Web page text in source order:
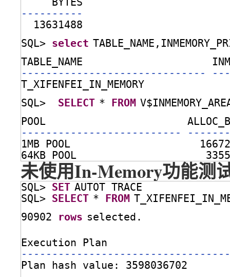
----------
13631488
SQL> select
TABLE_NAME
------------------------------
T_XIFENFEI_IN_MEMORY
SQL> SELECT * FROM
POOL
--------------------------
1MB POOL
64KB POOL
未使用In-Memory功能测
SQL> SET AUTOT TRACE
SQL> SELECT * FROM
90902 rows selected.
Execution Plan
Plan hash value: 3598036702